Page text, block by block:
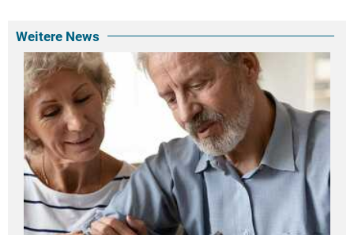
Weitere News